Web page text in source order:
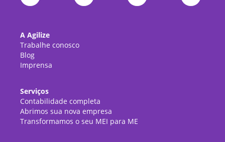
A Agilize
Trabalhe conosco
Blog
Imprensa
Serviços
Contabilidade completa
Abrimos sua nova empresa
Transformamos o seu MEI para ME